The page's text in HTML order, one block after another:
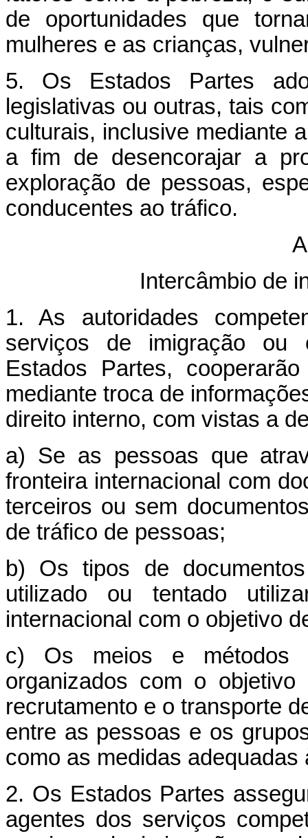
de oportunidades que
mulheres e as crianças,
5. Os Estados Partes
legislativas ou outras, tais
culturais, inclusive mediante
a fim de desencorajar a
exploração de pessoas,
conducentes ao tráfico.
Intercâmbio de
1. As autoridades
serviços de imigração ou
Estados Partes,
mediante troca de
direito interno, com vistas a
a) Se as pessoas que
fronteira internacional com
terceiros ou sem
de tráfico de pessoas;
b) Os tipos de
utilizado ou tentado
internacional com o objetivo
c) Os meios e métodos
organizados com o
recrutamento e o transporte
entre as pessoas e os
como as medidas adequadas
2. Os Estados Partes
agentes dos serviços